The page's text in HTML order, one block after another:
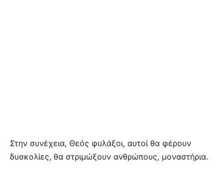
Στην συνέχεια, Θεός φυλάξοι, αυτοί θα φέρουν
δυσκολίες, θα στριμώξουν ανθρώπους, μοναστήρια.